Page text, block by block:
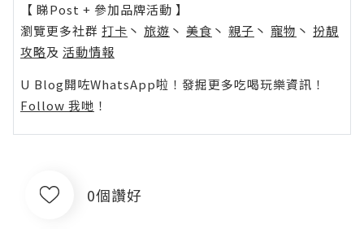
【 睇Post + 參加品牌活動 】
瀏覽更多社群 打卡 丶 旅遊 丶 美食 丶 親子 丶 寵物 丶 扮靚
攻略及 活動情報
U Blog開咗WhatsApp啦！發掘更多吃喝玩樂資訊！
Follow 我哋 ！
0個讚好